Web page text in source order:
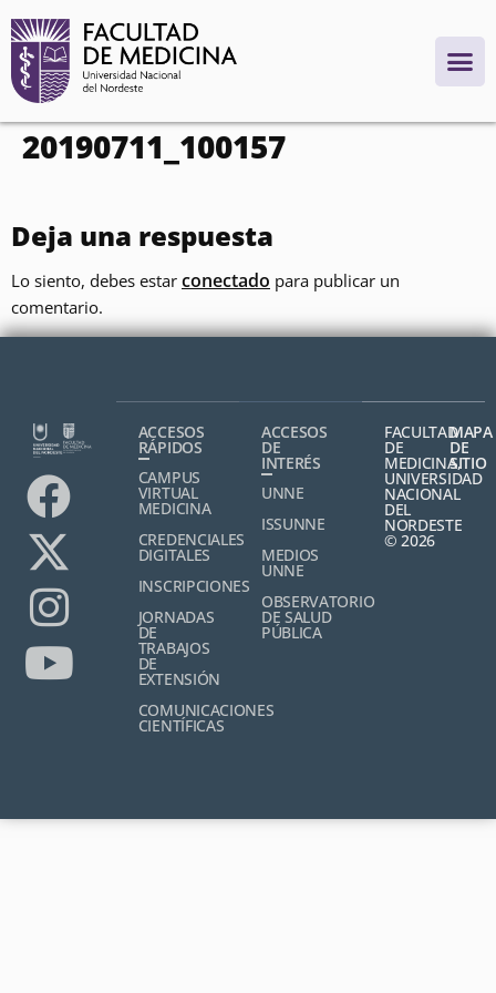
contenido
20190711_100157
Deja una respuesta
Lo siento, debes estar conectado para publicar un
comentario.
ACCESOS
RÁPIDOS
CAMPUS
VIRTUAL
MEDICINA
CREDENCIALES
DIGITALES
INSCRIPCIONES
JORNADAS
DE
TRABAJOS
DE
EXTENSIÓN
COMUNICACIONES
CIENTÍFICAS
ACCESOS
DE
INTERÉS
UNNE
ISSUNNE
MEDIOS
UNNE
OBSERVATORIO
DE SALUD
PÚBLICA
FACULTAD
DE
MEDICINA,
UNIVERSIDAD
NACIONAL
DEL
NORDESTE
© 2026
MAPA
DE
SITIO